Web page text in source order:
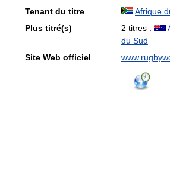
Tenant du titre
Afrique
Plus titré(s)
2 titres :
du Sud
Site Web officiel